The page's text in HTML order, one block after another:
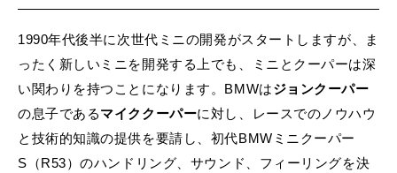
1990年代後半に次世代ミニの開発がスタートしますが、ま
ったく新しいミニを開発する上でも、ミニとクーパーは深
い関わりを持つことになります。BMWはジョンクーパー
の息子であるマイククーパーに対し、レースでのノウハウ
と技術的知識の提供を要請し、初代BMWミニクーパー
S（R53）のハンドリング、サウンド、フィーリングを決